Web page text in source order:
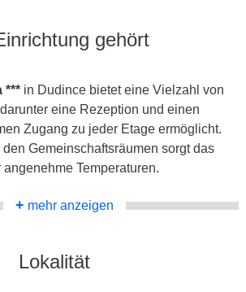
gehört
*** in Dudince bietet eine Vielzahl von
eine Rezeption und einen
Zugang zu jeder Etage ermöglicht.
Gemeinschaftsräumen sorgt das
Temperaturen.
+ mehr anzeigen
Lokalität